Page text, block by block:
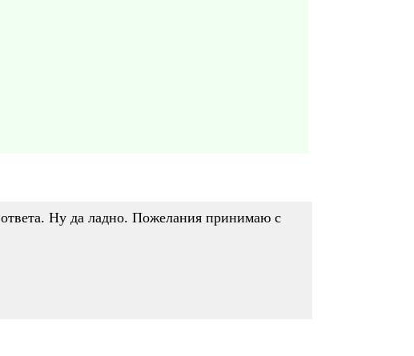
Ну да ладно. Пожелания принимаю с